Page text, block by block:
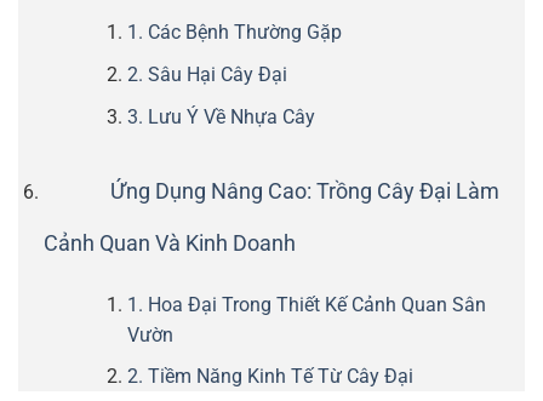
1. Các Bệnh Thường Gặp
2. Sâu Hại Cây Đại
3. Lưu Ý Về Nhựa Cây
Ứng Dụng Nâng Cao: Trồng Cây Đại Làm
Cảnh Quan Và Kinh Doanh
1. Hoa Đại Trong Thiết Kế Cảnh Quan Sân
Vườn
2. Tiềm Năng Kinh Tế Từ Cây Đại